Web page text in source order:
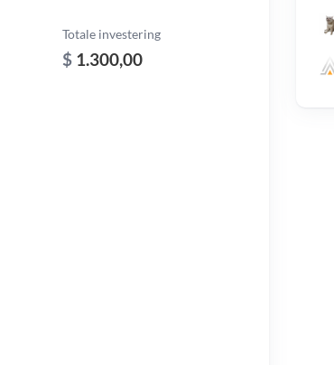
Totale investering
$ 1.300,00